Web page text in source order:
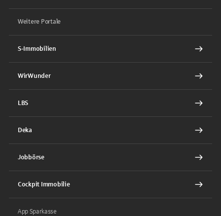
Weitere Portale
S-Immobilien
WirWunder
LBS
Deka
Jobbörse
Cockpit Immobilie
App Sparkasse